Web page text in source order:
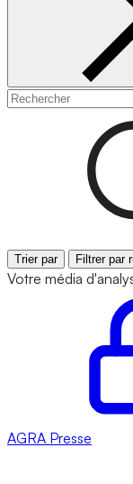
Trier par Filtrer par
Votre média
AGRA Presse